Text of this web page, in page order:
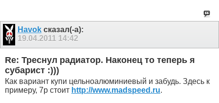
Havokсказал(-а):
19.04.2011 14:42
Re: Треснул радиатор. Наконец то теперь я
субарист :)))
Как вариант купи цельноалюминиевый и забудь. Здесь к
примеру, 7р стоит http://www.madspeed.ru.